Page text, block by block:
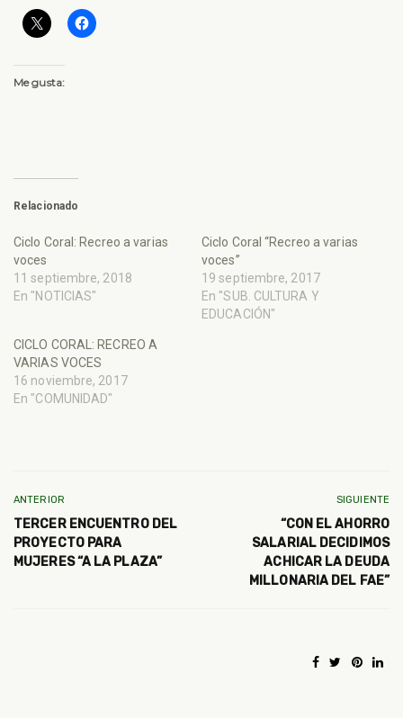
Me gusta:
Relacionado
Ciclo Coral: Recreo a varias
voces
11 septiembre, 2018
En "NOTICIAS"
Ciclo Coral “Recreo a varias
voces”
19 septiembre, 2017
En "SUB. CULTURA Y
EDUCACIÓN"
CICLO CORAL: RECREO A
VARIAS VOCES
16 noviembre, 2017
En "COMUNIDAD"
ANTERIOR
TERCER ENCUENTRO DEL
PROYECTO PARA
MUJERES “A LA PLAZA”
SIGUIENTE
“CON EL AHORRO
SALARIAL DECIDIMOS
ACHICAR LA DEUDA
MILLONARIA DEL FAE”